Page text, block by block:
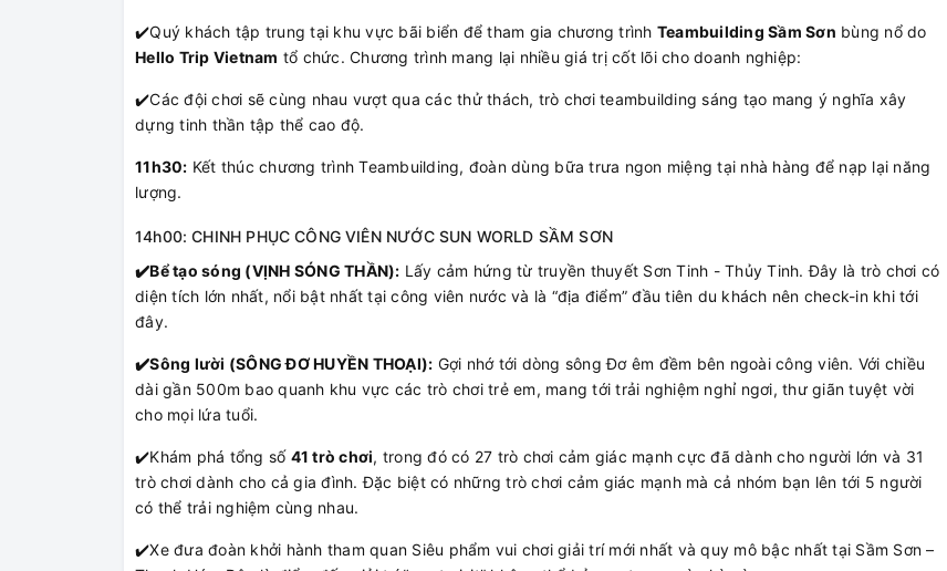
✔️Quý khách tập trung tại khu vực bãi biển để tham gia chương trình Teambuilding Sầm Sơn bùng nổ do
Hello Trip Vietnam tổ chức. Chương trình mang lại nhiều giá trị cốt lõi cho doanh nghiệp:
✔️Các đội chơi sẽ cùng nhau vượt qua các thử thách, trò chơi teambuilding sáng tạo mang ý nghĩa xây
dựng tinh thần tập thể cao độ.
11h30: Kết thúc chương trình Teambuilding, đoàn dùng bữa trưa ngon miệng tại nhà hàng để nạp lại năng
lượng.
14h00: CHINH PHỤC CÔNG VIÊN NƯỚC SUN WORLD SẦM SƠN
✔️Bể tạo sóng (VỊNH SÓNG THẦN): Lấy cảm hứng từ truyền thuyết Sơn Tinh - Thủy Tinh. Đây là trò chơi có
diện tích lớn nhất, nổi bật nhất tại công viên nước và là “địa điểm” đầu tiên du khách nên check-in khi tới
đây.
✔️Sông lười (SÔNG ĐƠ HUYỀN THOẠI): Gợi nhớ tới dòng sông Đơ êm đềm bên ngoài công viên. Với chiều
dài gần 500m bao quanh khu vực các trò chơi trẻ em, mang tới trải nghiệm nghỉ ngơi, thư giãn tuyệt vời
cho mọi lứa tuổi.
✔️Khám phá tổng số 41 trò chơi, trong đó có 27 trò chơi cảm giác mạnh cực đã dành cho người lớn và 31
trò chơi dành cho cả gia đình. Đặc biệt có những trò chơi cảm giác mạnh mà cả nhóm bạn lên tới 5 người
có thể trải nghiệm cùng nhau.
✔️Xe đưa đoàn khởi hành tham quan Siêu phẩm vui chơi giải trí mới nhất và quy mô bậc nhất tại Sầm Sơn –